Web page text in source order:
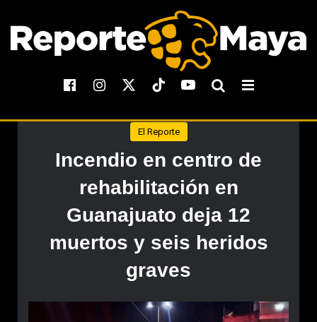
El Reporte
Incendio en centro de
rehabilitación en
Guanajuato deja 12
muertos y seis heridos
graves